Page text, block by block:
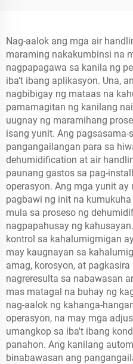
Nag-aalok ang mga air
maraming nakakumbinsi na
nagpapagawa sa kanila ng
iba't ibang aplikasyon. Una,
nagbibigay ng mataas na
pamamagitan ng kanilang
uugnay ng maramihang
isang yunit. Ang
pangangailangan para sa
dehumidification at air
paunang gastos sa pag-
operasyon. Ang mga yunit
pagbawi ng init na
mula sa proseso ng
nagpapahusay ng
kontrol sa kahalumigmigan
may kaugnayan sa
amag, korosyon, at pagkasira
nagreresulta sa nabawasan
mas matagal na buhay ng
nag-aalok ng kahanga-
operasyon, na may mga
umangkop sa iba't ibang
panahon. Ang kanilang
binabawasan ang